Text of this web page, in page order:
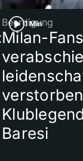
1 Min
Beerdigung
Milan-Fans
Baresi